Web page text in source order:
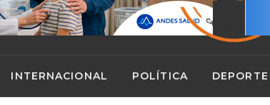
INTERNACIONAL POLÍTICA DEPORTE